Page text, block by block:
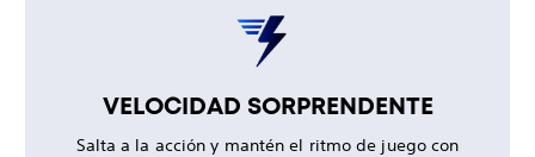
VELOCIDAD SORPRENDENTE
Salta a la acción y mantén el ritmo de juego con